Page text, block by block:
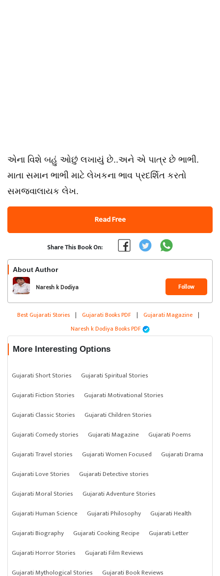
એના વિશે બહું ઓછું લખાયું છે..અને એ પાત્ર છે ભાભી.
માતા સમાન ભાભી માટે લેખકના ભાવ પ્રદર્શિત કરતો
સમજવાલાયક લેખ.
Read Free
Share This Book On:
About Author
Naresh k Dodiya Follow
Best Gujarati Stories | Gujarati Books PDF | Gujarati Magazine |
Naresh k Dodiya Books PDF
More Interesting Options
Gujarati Short Stories
Gujarati Spiritual Stories
Gujarati Fiction Stories
Gujarati Motivational Stories
Gujarati Classic Stories
Gujarati Children Stories
Gujarati Comedy stories
Gujarati Magazine
Gujarati Poems
Gujarati Travel stories
Gujarati Women Focused
Gujarati Drama
Gujarati Love Stories
Gujarati Detective stories
Gujarati Moral Stories
Gujarati Adventure Stories
Gujarati Human Science
Gujarati Philosophy
Gujarati Health
Gujarati Biography
Gujarati Cooking Recipe
Gujarati Letter
Gujarati Horror Stories
Gujarati Film Reviews
Gujarati Mythological Stories
Gujarati Book Reviews